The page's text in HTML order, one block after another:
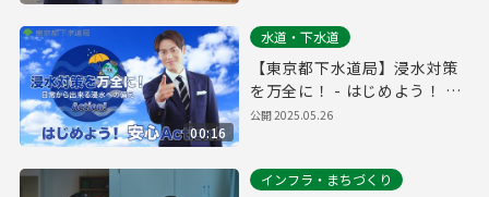
00:16
水道・下水道
【東京都下水道局】浸水対策
を万全に！ - はじめよう！ 安
心Action！（15秒版）
公開2025.05.26
インフラ・まちづくり